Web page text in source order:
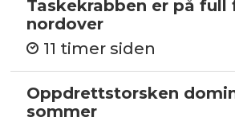
Taskekrabben er på full
nordover
11 timer siden
Oppdrettstorsken
sommer